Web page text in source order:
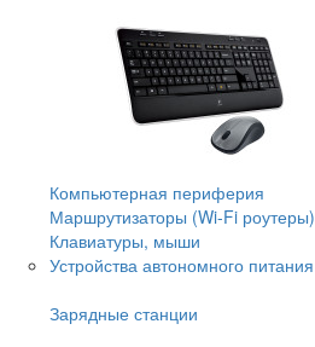
Компьютерная периферия
Маршрутизаторы (Wi-Fi роутеры)
Клавиатуры, мыши
Устройства автономного питания
Зарядные станции